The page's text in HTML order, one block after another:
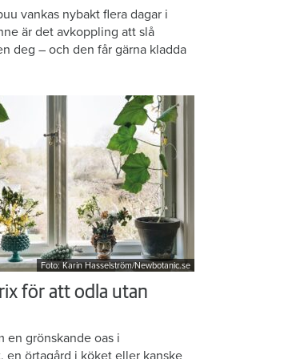
vankas nybakt flera dagar i
är det avkoppling att slå
deg – och den får gärna kladda
Foto: Karin Hasselström/Newbotanic.se
för att odla utan
en grönskande oas i
en örtagård i köket eller kanske